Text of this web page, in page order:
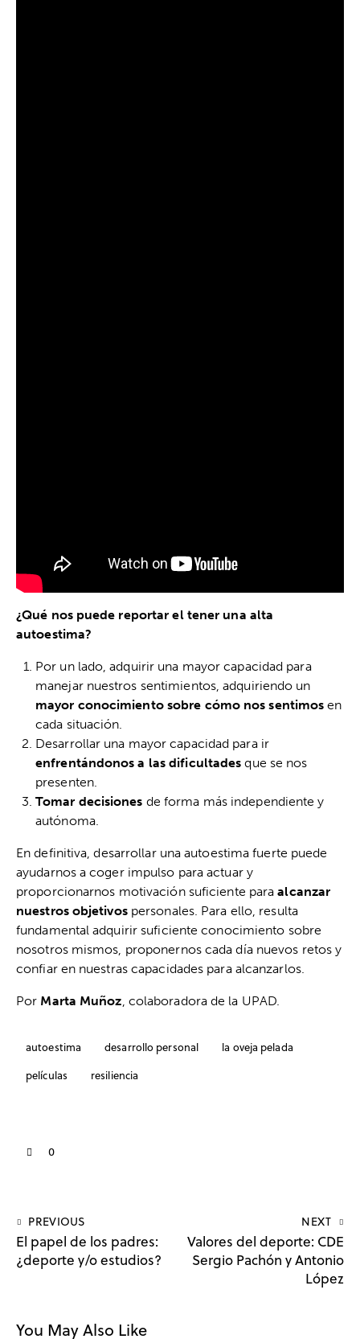
¿Qué nos puede reportar el tener una alta
autoestima?
Por un lado, adquirir una mayor capacidad para
manejar nuestros sentimientos, adquiriendo un
mayor conocimiento sobre cómo nos sentimos en
cada situación.
Desarrollar una mayor capacidad para ir
enfrentándonos a las dificultades que se nos
presenten.
Tomar decisiones de forma más independiente y
autónoma.
En definitiva, desarrollar una autoestima fuerte puede
ayudarnos a coger impulso para actuar y
proporcionarnos motivación suficiente paraalcanzar
nuestros objetivos personales. Para ello, resulta
fundamental adquirir suficiente conocimiento sobre
nosotros mismos, proponernos cada día nuevos retos y
confiar en nuestras capacidades para alcanzarlos.
Por Marta Muñoz, colaboradora de la UPAD.
autoestima desarrollo personal
la oveja pelada
películas
resiliencia
0
PREVIOUS
El papel de los padres:
¿deporte y/o estudios?
NEXT
Valores del deporte: CDE
Sergio Pachón y Antonio
López
You May Also Like